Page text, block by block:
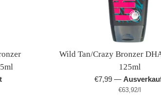
Wild Tan/Crazy Bronzer
125ml
Normaler
€7,99—
Stückpreis
€63,92/pro